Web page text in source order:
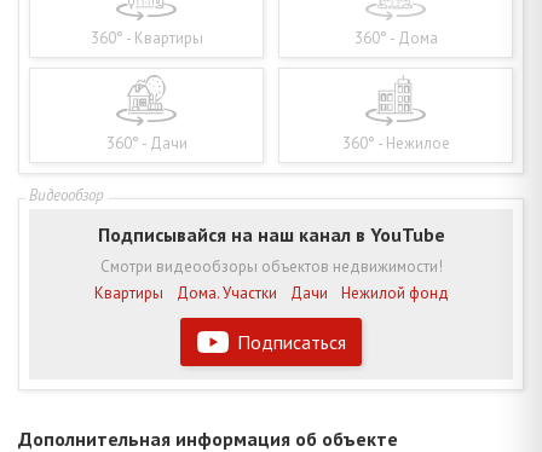
360° - Квартиры 360° - Дома
360° - Дачи 360° - Нежилое
Подписаться
Подписывайся на наш канал в YouTube
Смотри видеообзоры объектов недвижимости!
Квартиры
Дома. Участки Дачи Нежилой фонд
Дополнительная информация об объекте